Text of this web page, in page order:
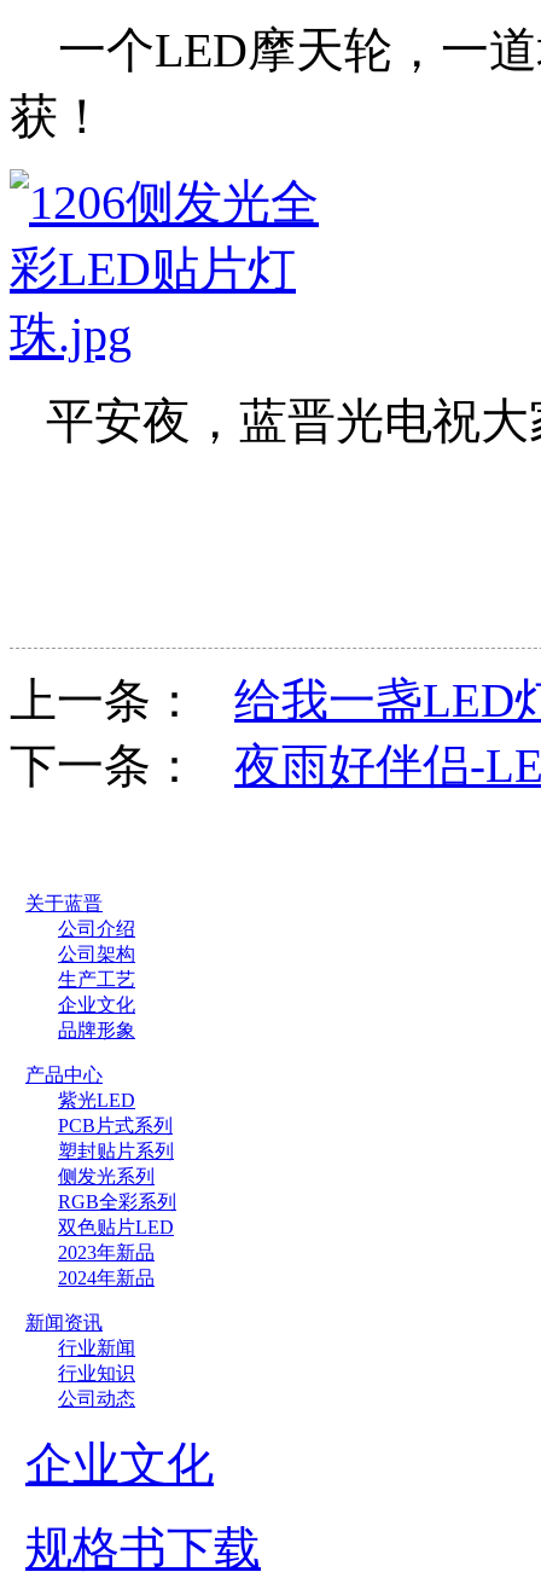
一个LED摩天轮，一
获！
平安夜，蓝晋光电祝
上一条： 给我一盏LED
下一条： 夜雨好伴侣-
关于蓝晋
公司介绍
公司架构
生产工艺
企业文化
品牌形象
产品中心
紫光LED
PCB片式系列
塑封贴片系列
侧发光系列
RGB全彩系列
双色贴片LED
2023年新品
2024年新品
新闻资讯
行业新闻
行业知识
公司动态
企业文化
规格书下载